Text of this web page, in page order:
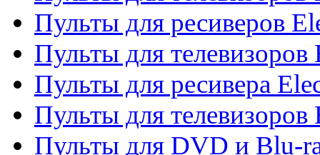
Пульты для ресиверов
Пульты для телевизоров
Пульты для ресивера
Пульты для телевизоров
Пульты для DVD и Blu-